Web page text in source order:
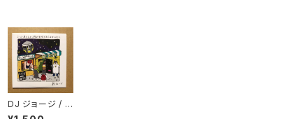
DJ ジョージ / コ
ーヒー屋とレコ